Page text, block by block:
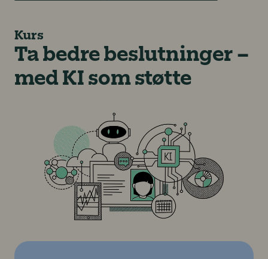
Kurs
Ta bedre beslutninger –
med KI som støtte